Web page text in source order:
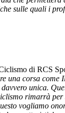
sulle quali i
di RCS
una corsa come
davvero unica.
rimarrà per
vogliamo